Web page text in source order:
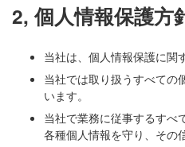
2, 個人情報保護方
当社は、個人情報保護に関
当社では取り扱うすべての
います。
当社で業務に従事するすべ
各種個人情報を守り、その